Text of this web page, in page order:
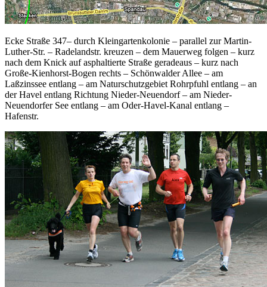
Ecke Straße 347– durch Kleingartenkolonie – parallel zur Martin-
Luther-Str. – Radelandstr. kreuzen – dem Mauerweg folgen – kurz
nach dem Knick auf asphaltierte Straße geradeaus – kurz nach
Große-Kienhorst-Bogen rechts – Schönwalder Allee – am
Laßzinssee entlang – am Naturschutzgebiet Rohrpfuhl entlang – an
der Havel entlang Richtung Nieder-Neuendorf – am Nieder-
Neuendorfer See entlang – am Oder-Havel-Kanal entlang –
Hafenstr.